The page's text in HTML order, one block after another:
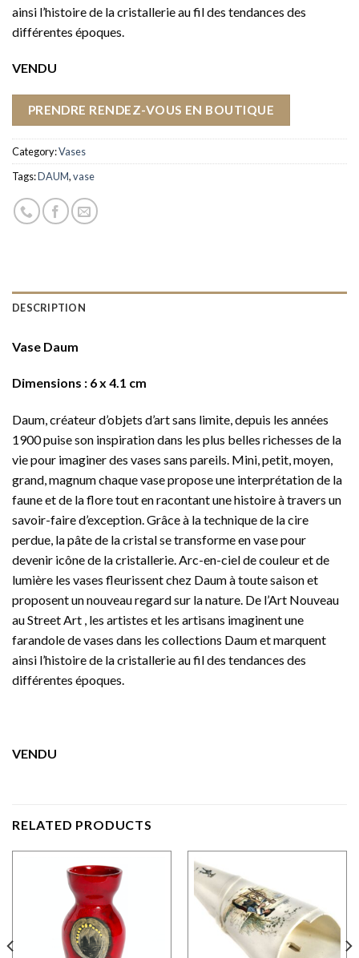
ainsi l’histoire de la cristallerie au fil des tendances des
différentes époques.
VENDU
PRENDRE RENDEZ-VOUS EN BOUTIQUE
Category:Vases
Tags:DAUM,vase
DESCRIPTION
Vase Daum
Dimensions : 6 x 4.1 cm
Daum, créateur d’objets d’art sans limite, depuis les années
1900 puise son inspiration dans les plus belles richesses de la
vie pour imaginer des vases sans pareils. Mini, petit, moyen,
grand, magnum chaque vase propose une interprétation de la
faune et de la flore tout en racontant une histoire à travers un
savoir-faire d’exception. Grâce à la technique de la cire
perdue, la pâte de la cristal se transforme en vase pour
devenir icône de la cristallerie. Arc-en-ciel de couleur et de
lumière les vases fleurissent chez Daum à toute saison et
proposent un nouveau regard sur la nature. De l’Art Nouveau
au Street Art , les artistes et les artisans imaginent une
farandole de vases dans les collections Daum et marquent
ainsi l’histoire de la cristallerie au fil des tendances des
différentes époques.
VENDU
RELATED PRODUCTS